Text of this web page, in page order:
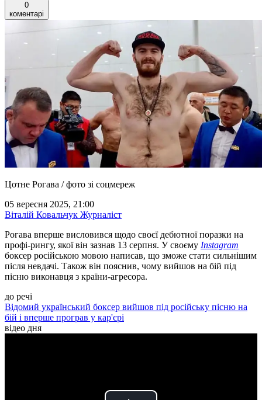
0
коментарі
Цотне Рогава / фото зі соцмереж
05 вересня 2025, 21:00
Віталій Ковальчук Журналіст
Рогава вперше висловився щодо своєї дебютної поразки на
профі-рингу, якої він зазнав 13 серпня. У своєму Instagram
боксер російською мовою написав, що зможе стати сильнішим
після невдачі. Також він пояснив, чому вийшов на бій під
пісню виконавця з країни-агресора.
до речі
Відомий український боксер вийшов під російську пісню на
бій і вперше програв у кар'єрі
відео дня